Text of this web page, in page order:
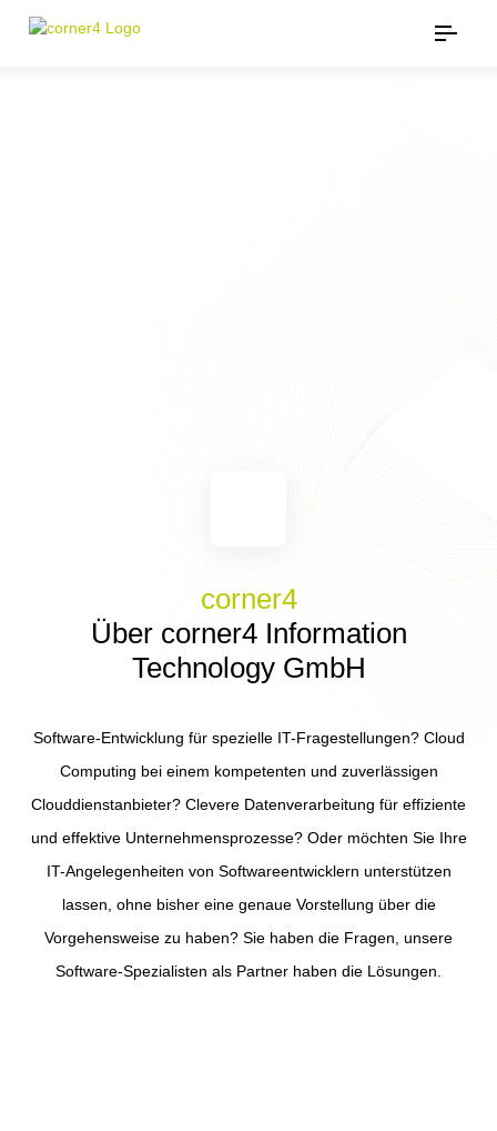
corner4
Über corner4 Information
Technology GmbH
Software-Entwicklung für spezielle IT-Fragestellungen? Cloud
Computing bei einem kompetenten und zuverlässigen
Clouddienstanbieter? Clevere Datenverarbeitung für effiziente
und effektive Unternehmensprozesse? Oder möchten Sie Ihre
IT-Angelegenheiten von Softwareentwicklern unterstützen
lassen, ohne bisher eine genaue Vorstellung über die
Vorgehensweise zu haben? Sie haben die Fragen, unsere
Software-Spezialisten als Partner haben die Lösungen.